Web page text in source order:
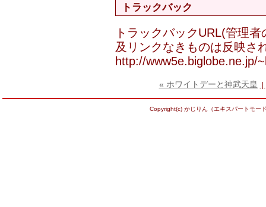
トラックバック
トラックバックURL(管理
及リンクなきものは反映さ
http://www5e.biglobe.ne.jp/
« ホワイトデーと神武天皇 |
Copyright(c) かじりん（エキスパートモー